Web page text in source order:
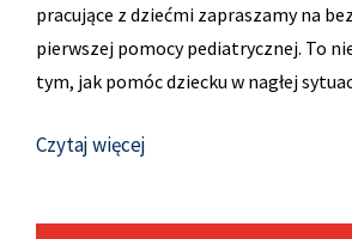
pracujące z dziećmi zapraszamy na
pierwszej pomocy pediatrycznej. To
tym, jak pomóc dziecku w nagłej
Czytaj więcej